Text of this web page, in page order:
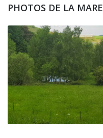
PHOTOS DE LA MARE